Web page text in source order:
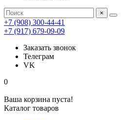
×
+7 (908) 300-44-41
+7 (917) 679-09-09
Заказать звонок
Телеграм
VK
0
Ваша корзина пуста!
Каталог товаров